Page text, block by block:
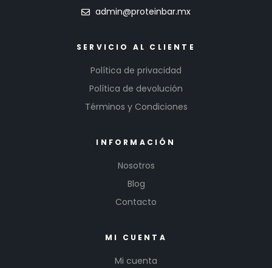
admin@proteinbar.mx
SERVICIO AL CLIENTE
Política de privacidad
Política de devolución
Términos y Condiciones
INFORMACIÓN
Nosotros
Blog
Contacto
MI CUENTA
Mi cuenta